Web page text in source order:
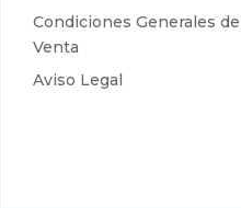
Condiciones Generales de
Venta
Aviso Legal